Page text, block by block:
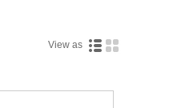
View as